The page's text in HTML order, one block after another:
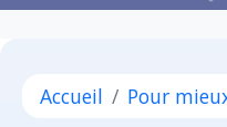
Accueil Pour